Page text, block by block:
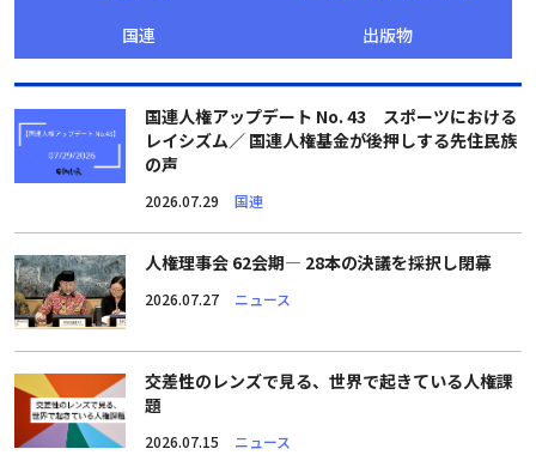
国連
出版物
国連人権アップデート No. 43 スポーツにおける
レイシズム／ 国連人権基金が後押しする先住民族
の声
2026.07.29 国連
人権理事会 62会期― 28本の決議を採択し閉幕
2026.07.27 ニュース
交差性のレンズで見る、世界で起きている人権課
題
2026.07.15 ニュース